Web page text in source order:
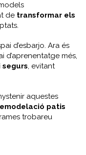
de transformar els
d’esbarjo. Ara és
d’aprenentatge més,
segurs, evitant
aquestes
patis
trobareu